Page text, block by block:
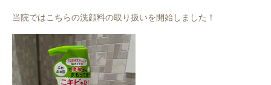
当院ではこちらの洗顔料の取り扱いを開始しました！